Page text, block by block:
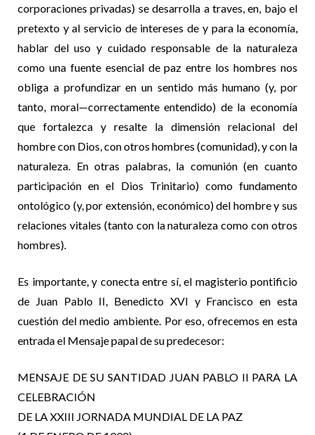
corporaciones privadas) se desarrolla a traves, en, bajo el
pretexto y al servicio de intereses de y para la economía,
hablar del uso y cuidado responsable de la naturaleza
como una fuente esencial de paz entre los hombres nos
obliga a profundizar en un sentido más humano (y, por
tanto, moral—correctamente entendido) de la economía
que fortalezca y resalte la dimensión relacional del
hombre con Dios, con otros hombres (comunidad), y con la
naturaleza. En otras palabras, la comunión (en cuanto
participación en el Dios Trinitario) como fundamento
ontológico (y, por extensión, económico) del hombre y sus
relaciones vitales (tanto con la naturaleza como con otros
hombres).
Es importante, y conecta entre sí, el magisterio pontificio
de Juan Pablo II, Benedicto XVI y Francisco en esta
cuestión del medio ambiente. Por eso, ofrecemos en esta
entrada el Mensaje papal de su predecesor:
MENSAJE DE SU SANTIDAD JUAN PABLO II PARA LA
CELEBRACIÓN
DE LA XXIII JORNADA MUNDIAL DE LA PAZ